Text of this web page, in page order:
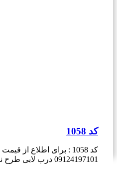
کد 1058
کد 1058 : برای اطلاع
09124197101 درب لابی طرح نیم هلال تمام چوب…